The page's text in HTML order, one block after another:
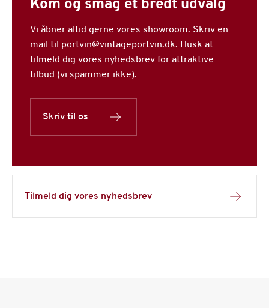
Tilmeld dig vores nyhedsbrev
Kom og smag et bredt udvalg
Vi åbner altid gerne vores showroom. Skriv en
mail til portvin@vintageportvin.dk. Husk at
tilmeld dig vores nyhedsbrev for attraktive
tilbud (vi spammer ikke).
Skriv til os